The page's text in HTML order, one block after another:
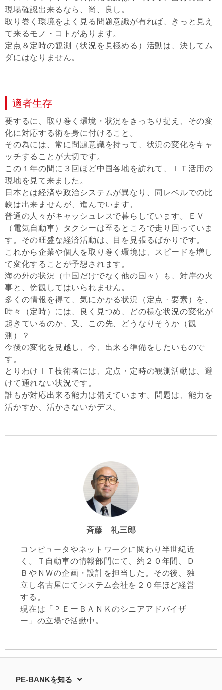
現場確認出来るなら、尚、良し。
取り巻く環境をよく見る問題意識が有れば、きっと見え
て来るモノ・コトがあります。
定点＆定時の観測（状況を見極める）活動は、決してム
ダにはなりません。
適者生存
要するに、取り巻く環境・状況をきっちり捉え、その変
化に対応する術を身に付けること。
その為には、常に問題意識を持って、状況の変化をキャ
ッチすることが大切です。
この１年の間に３回ほど中国各地を訪れて、ＩＴ活用の
現地を見て来ました。
日本とは経済や政治システムが異なり、同レベルでの比
較は出来ませんが、進んでいます。
普通の人々がキャッシュレスで暮らしています。ＥＶ
（電気自動車）タクシーは至るところで走り回っていま
す。その旺盛な経済活動は、目を見張るばかりです。
これから企業や個人を取り巻く環境は、スピードを増し
て変化することが予想されます。
海の外の状況（中国だけでなく他の国々）も、対岸の火
事と、傍観してはいられません。
多くの情報を得て、気にかかる状況（定点・要素）を、
時々（定時）には、良く見つめ、どの様な状況の変化が
起きているのか、又、この先、どうなりそうか（観
測）？
今後の変化を見越し、今、出来る準備をしたいもので
す。
とりわけＩＴ技術者には、定点・定時の観測活動は、避
けて通れない状況です。
誰もが対応出来る能力は備えています。問題は、能力を
活かすか、活かさないかデス。
斉藤 礼三郎
コンピュータやネットワークに関わり半世紀近
く。Ｔ自動車の情報部門にて、約２０年間、Ｄ
ＢやＮＷの企画・設計を担当した。その後、独
立し名古屋にてシステム会社を２０年ほど経営
する。
現在は「ＰＥーＢＡＮＫのシニアアドバイザ
ー」の立場で活動中。
PE-BANKを知る